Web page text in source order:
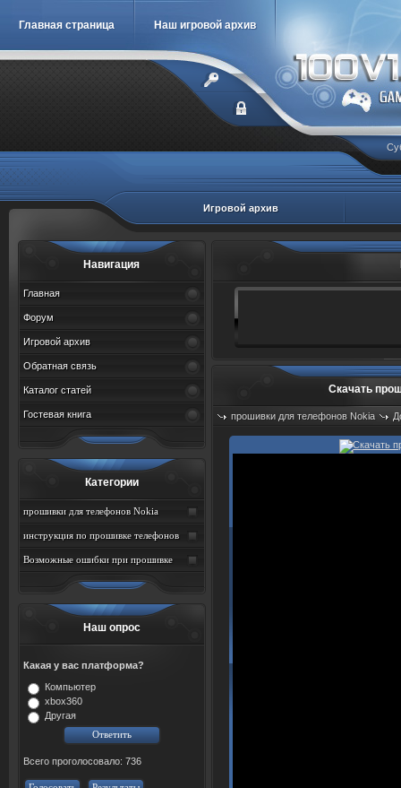
Главная страница Наш игровой архив
Игровой архив
Навигация
Главная
Форум
Игровой архив
Обратная связь
Каталог статей
Гостевая книга
Категории
прошивки для телефонов Nokia
инструкция по прошивке телефонов
Nokia
Возможные ошибки при прошивке
телефонов nokia и способы их
устранения
Наш опрос
Какая у вас платформа?
Компьютер
xbox360
Другая
Всего проголосовало: 736
Скачать
прошивки для телефонов Nokia
Просмотров: 821